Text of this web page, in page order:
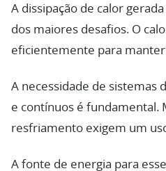
A dissipação de calor
dos maiores desafios. O
eficientemente para
A necessidade de sistemas
e contínuos é fundamental.
resfriamento exigem um
A fonte de energia para